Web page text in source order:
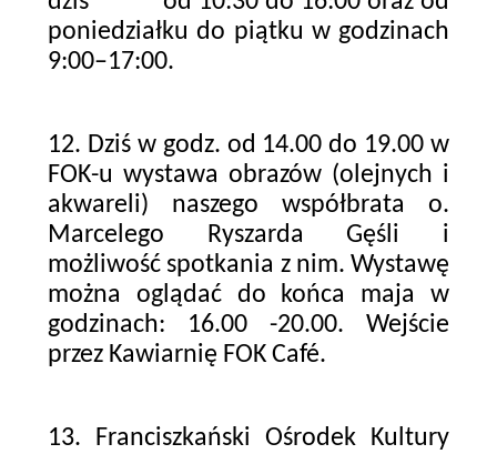
poniedziałku do piątku w godzinach
9:00–17:00.
12. Dziś w godz. od 14.00 do 19.00 w
FOK-u wystawa obrazów (olejnych i
akwareli) naszego współbrata o.
Marcelego Ryszarda Gęśli i
możliwość spotkania z nim. Wystawę
można oglądać do końca maja w
godzinach: 16.00 -20.00. Wejście
przez Kawiarnię FOK Café.
13. Franciszkański Ośrodek Kultury